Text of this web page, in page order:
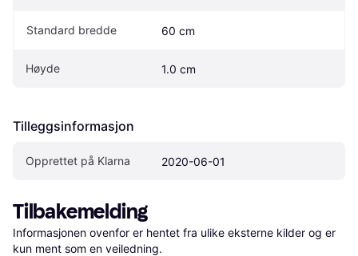
Standard bredde 60 cm
Høyde 1.0 cm
Tilleggsinformasjon
Opprettet på Klarna 2020-06-01
Tilbakemelding
Informasjonen ovenfor er hentet fra ulike eksterne kilder og er
kun ment som en veiledning.